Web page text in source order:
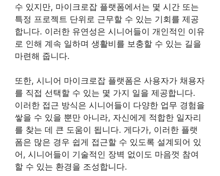
수 있지만, 마이크로잡 플랫폼에서는 몇 시간 또는
특정 프로젝트 단위로 근무할 수 있는 기회를 제공
합니다. 이러한 유연성은 시니어들이 개인적인 이유
로 인해 계속 일하며 생활비를 보충할 수 있는 길을
마련해 줍니다.
또한, 시니어 마이크로잡 플랫폼은 사용자가 채용자
를 직접 선택할 수 있는 몇 가지 일을 제공합니다.
이러한 접근 방식은 시니어들이 다양한 업무 경험을
쌓을 수 있을 뿐만 아니라, 자신에게 적합한 일자리
를 찾는 데 큰 도움이 됩니다. 게다가, 이러한 플랫
폼은 많은 경우 쉽게 접근할 수 있도록 설계되어 있
어, 시니어들이 기술적인 장벽 없이도 마음껏 참여
할 수 있는 환경을 조성합니다.